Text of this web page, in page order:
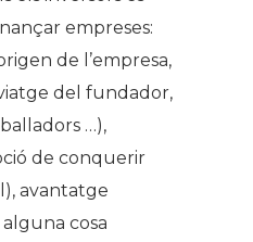
empreses:
de l’empresa,
del fundador,
…),
de conquerir
avantatge
cosa